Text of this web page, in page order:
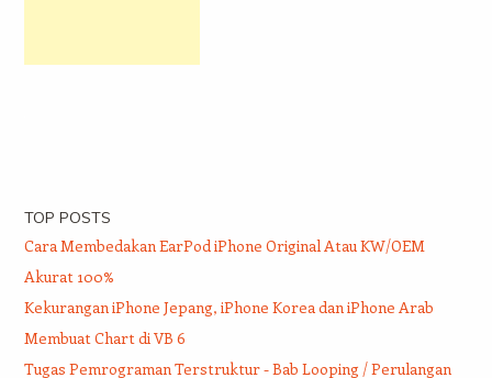
TOP POSTS
Cara Membedakan EarPod iPhone Original Atau KW/OEM
Akurat 100%
Kekurangan iPhone Jepang, iPhone Korea dan iPhone Arab
Membuat Chart di VB 6
Tugas Pemrograman Terstruktur - Bab Looping / Perulangan